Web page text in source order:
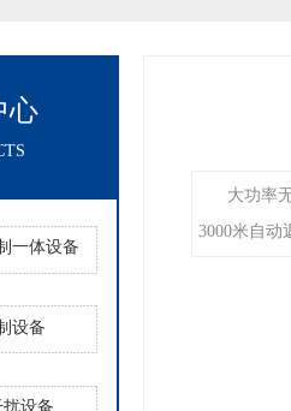
心
一体设备
设备
设备
大功率
3000米自动